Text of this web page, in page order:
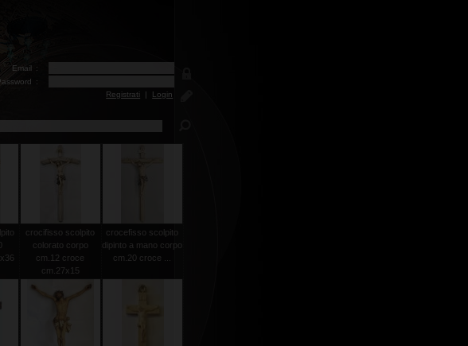
Email :
:
Registrati | Login
crocifisso scolpito
colorato corpo
cm.12 croce
cm.27x15
crocefisso scolpito
dipinto a mano corpo
cm.20 croce ...